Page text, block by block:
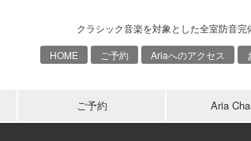
クラシック音楽を対象とした全室防音完
HOME
ご予約 Ariaへのアクセス
ご予約 Aria